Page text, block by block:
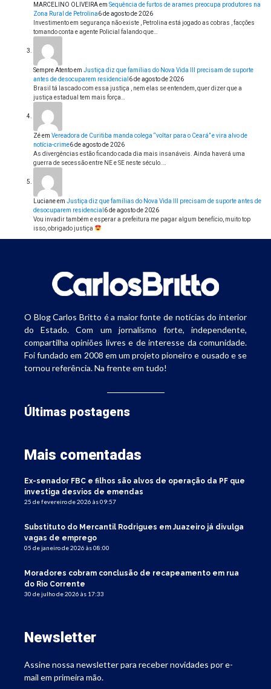
MARCELINO OLIVEIRAem Sequência de furtos de arames preocupa produtores na
Zona Rural de Petrolina6 de agosto de 2026
Investimento em segurança não existe , Petrolina está jogado as cobras , facções
tomando conta e agente Policial falando que…
Sempre Atentoem Justiça diz que famílias do Nova Vida III precisam de suporte
antes de desocuparem residencial 6 de agosto de 2026
Brasil tá lascado com essa justiça , nem elas se entendem, quer dizer que a
justiça estadual tem mais força…
Zéem Vereadora de Curitiba manda colega “voltar para o Ceará” e vira alvo de
notícia-crime6 de agosto de 2026
As divergências estão ficando cada dia mais insanáveis. Ainda haverá uma
guerra de secessão entre NE e SE neste século.…
Lucianeem Justiça diz que famílias do Nova Vida III precisam de suporte antes de
desocuparem residencial 6 de agosto de 2026
Vou invadir também e esperar a prefeitura me pagar algum benefício, muito top
isso, obrigado justiça
O Blog Carlos Britto é a maior fonte de notícias do interior
do Estado. Com um jornalismo forte, independente,
compartilha opiniões livres e de interesse da comunidade.
Foi fundado em 2008 em um projeto pioneiro e ousado e se
tornou referência. Na frente em tudo!
Últimas postagens
Mais comentadas
Ex-senador FBC e filhos são alvos de operação da PF que
investiga desvios de emendas
25 de fevereiro de 2026 às 09:57
Substituto do Mercantil Rodrigues em Juazeiro já divulga
vagas de emprego
05 de janeiro de 2026 às 08:00
Moradores cobram conclusão de recapeamento em rua
do Rio Corrente
30 de julho de 2026 às 17:33
Newsletter
Assine nossa newsletter para receber novidades por e-
mail em primeira mão.